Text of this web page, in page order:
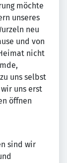
möchte
unseres
neu
und von
nicht
uns selbst
uns erst
öffnen
sind wir